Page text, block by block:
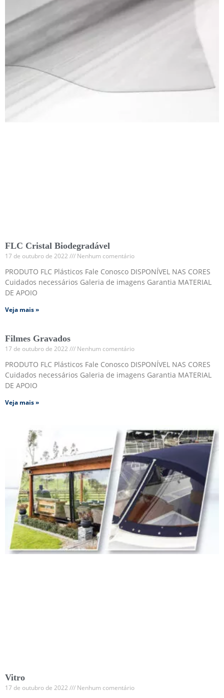
FLC Cristal Biodegradável
17 de outubro de 2022 Nenhum comentário
PRODUTO FLC Plásticos Fale Conosco DISPONÍVEL NAS CORES
Cuidados necessários Galeria de imagens Garantia MATERIAL
DE APOIO
Veja mais »
Filmes Gravados
17 de outubro de 2022 Nenhum comentário
PRODUTO FLC Plásticos Fale Conosco DISPONÍVEL NAS CORES
Cuidados necessários Galeria de imagens Garantia MATERIAL
DE APOIO
Veja mais »
Vitro
17 de outubro de 2022 Nenhum comentário